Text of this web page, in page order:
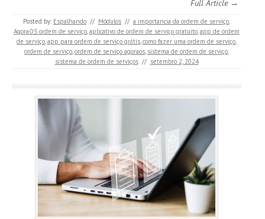
Full Article →
Posted by: Espalhando // Módulos // a importancia da ordem de serviço,
AgoraOS ordem de serviço,aplicativo de ordem de serviço gratuito,app de ordem
de serviço,app para ordem de serviço grátis,como fazer uma ordem de serviço,
ordem de serviço,ordem de serviço agoraos, sistema de ordem de serviço,
sistema de ordem de serviços // setembro 2, 2024